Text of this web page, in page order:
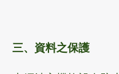
三、資料之保護